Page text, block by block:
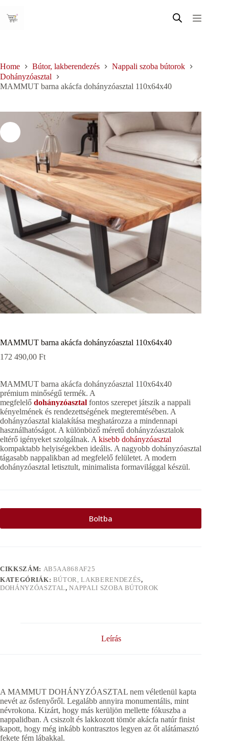
content
Home Bútor, lakberendezés
Nappali szoba bútorok
Dohányzóasztal
MAMMUT barna akácfa dohányzóasztal 110x64x40
MAMMUT barna akácfa dohányzóasztal 110x64x40
172 490,00 Ft
MAMMUT barna akácfa dohányzóasztal 110x64x40
prémium minőségű termék. A
megfelelő dohányzóasztal fontos szerepet játszik a nappali
kényelmének és rendezettségének megteremtésében. A
dohányzóasztal kialakítása meghatározza a mindennapi
használhatóságot. A különböző méretű dohányzóasztalok
eltérő igényeket szolgálnak. A kisebb dohányzóasztal
kompaktabb helyiségekben ideális. A nagyobb dohányzóasztal
tágasabb nappalikban ad megfelelő felületet. A modern
dohányzóasztal letisztult, minimalista formavilággal készül.
Boltba
CIKKSZÁM: AB5AA868AF25
KATEGÓRIÁK: BÚTOR, LAKBERENDEZÉS,
DOHÁNYZÓASZTAL,NAPPALI SZOBA BÚTOROK
Leírás
A MAMMUT DOHÁNYZÓASZTAL nem véletlenül kapta
nevét az ősfenyőről. Legalább annyira monumentális, mint
névrokona. Kizárt, hogy más kerüljön mellette fókuszba a
nappalidban. A csiszolt és lakkozott tömör akácfa natúr finist
kapott, hogy még inkább kontrasztos legyen az őt alátámasztó
fekete fém lábakkal.